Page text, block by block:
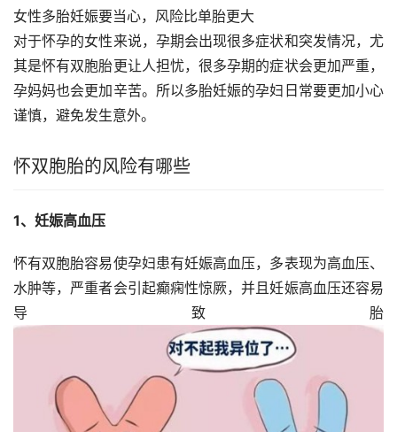
女性多胎妊娠要当心，风险比单胎更大
对于怀孕的女性来说，孕期会出现很多症状和突发情况，尤
其是怀有双胞胎更让人担忧，很多孕期的症状会更加严重，
孕妈妈也会更加辛苦。所以多胎妊娠的孕妇日常要更加小心
谨慎，避免发生意外。
怀双胞胎的风险有哪些
1、妊娠高血压
怀有双胞胎容易使孕妇患有妊娠高血压，多表现为高血压、
水肿等，严重者会引起癫痫性惊厥，并且妊娠高血压还容易
导致胎